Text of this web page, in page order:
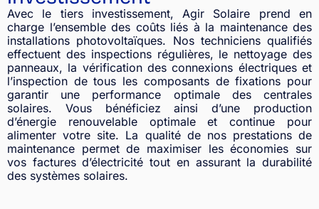
Avec le tiers investissement, Agir Solaire prend en
charge l’ensemble des coûts liés à la maintenance des
installations photovoltaïques. Nos techniciens qualifiés
effectuent des inspections régulières, le nettoyage des
panneaux, la vérification des connexions électriques et
l’inspection de tous les composants de fixations pour
garantir une performance optimale des centrales
solaires. Vous bénéficiez ainsi d’une production
d’énergie renouvelable optimale et continue pour
alimenter votre site. La qualité de nos prestations de
maintenance permet de maximiser les économies sur
vos factures d’électricité tout en assurant la durabilité
des systèmes solaires.